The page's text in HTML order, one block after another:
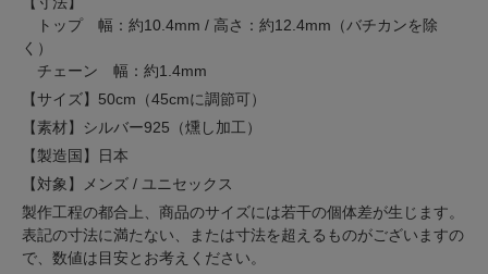
トップ 幅：約10.4mm / 高さ：約12.4mm（バチカンを除
く）
チェーン 幅：約1.4mm
【サイズ】50cm（45cmに調節可）
【素材】シルバー925（燻し加工）
【製造国】日本
【対象】メンズ / ユニセックス
製作工程の都合上、商品のサイズには若干の個体差が生じます。
表記の寸法に満たない、または寸法を超えるものがございますの
で、数値は目安とお考えください。